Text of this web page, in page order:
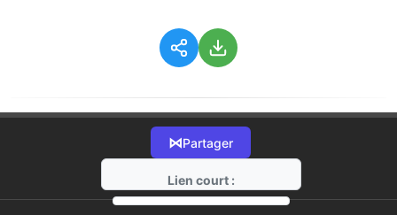
⋈Partager
Lien court :